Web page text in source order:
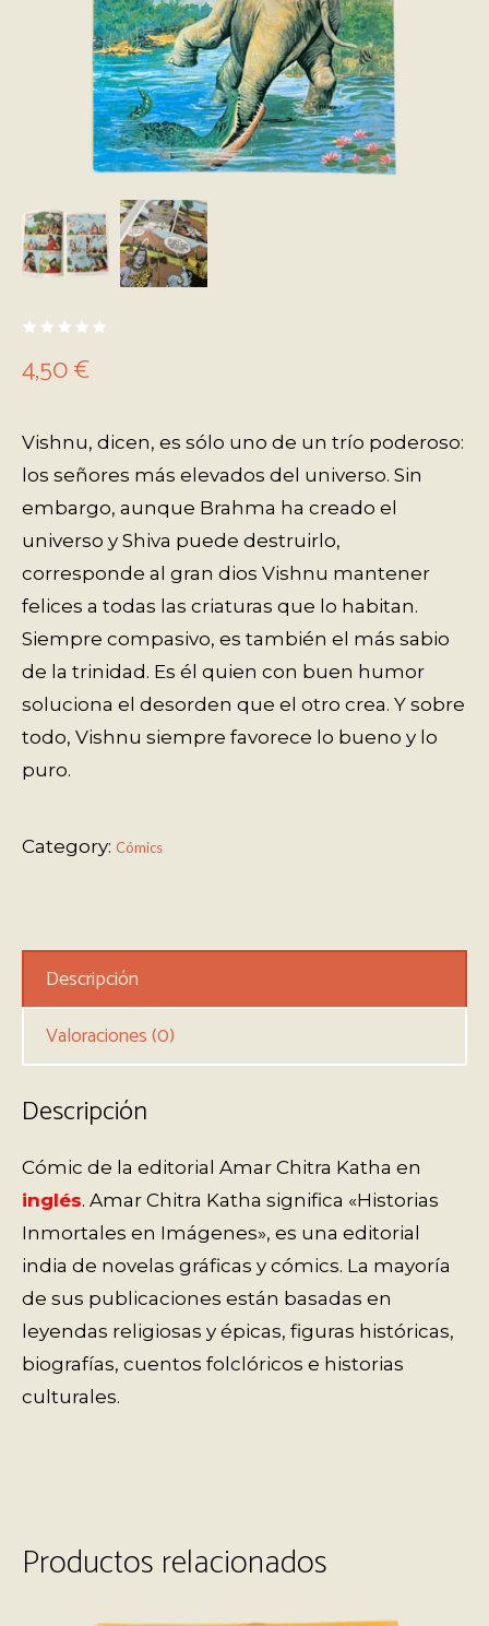
4,50€
Vishnu, dicen, es sólo uno de un trío poderoso:
los señores más elevados del universo. Sin
embargo, aunque Brahma ha creado el
universo y Shiva puede destruirlo,
corresponde al gran dios Vishnu mantener
felices a todas las criaturas que lo habitan.
Siempre compasivo, es también el más sabio
de la trinidad. Es él quien con buen humor
soluciona el desorden que el otro crea. Y sobre
todo, Vishnu siempre favorece lo bueno y lo
puro.
Category: Cómics
Descripción
Valoraciones (0)
Descripción
Cómic de la editorial Amar Chitra Katha en
inglés. Amar Chitra Katha significa «Historias
Inmortales en Imágenes», es una editorial
india de novelas gráficas y cómics. La mayoría
de sus publicaciones están basadas en
leyendas religiosas y épicas, figuras históricas,
biografías, cuentos folclóricos e historias
culturales.
Productos relacionados